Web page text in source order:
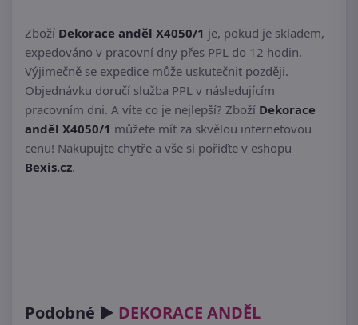
Zboží Dekorace anděl X4050/1 je, pokud je skladem,
expedováno v pracovní dny přes PPL do 12 hodin.
Výjimečně se expedice může uskutečnit později.
Objednávku doručí služba PPL v následujícím
pracovním dni. A víte co je nejlepší? Zboží Dekorace
anděl X4050/1 můžete mít za skvělou internetovou
cenu! Nakupujte chytře a vše si pořiďte v eshopu
Bexis.cz.
Podobné ► DEKORACE ANDĚL